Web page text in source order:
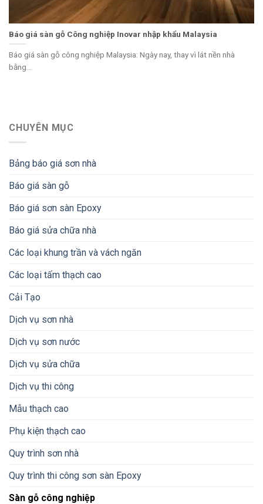
CHUYÊN MỤC
Bảng báo giá sơn nhà
Báo giá sàn gỗ
Báo giá sơn sàn Epoxy
Báo giá sửa chữa nhà
Các loại khung trần và vách ngăn
Các loại tấm thạch cao
Cải Tạo
Dịch vụ sơn nhà
Dịch vụ sơn nước
Dịch vụ sửa chữa
Dịch vụ thi công
Mẫu thạch cao
Phụ kiện thạch cao
Quy trình sơn nhà
Quy trình thi công sơn sàn Epoxy
Sàn gỗ công nghiệp
Báo giá sàn gỗ Công nghiệp Inovar nhập khẩu Malaysia
Báo giá sàn gỗ công nghiệp Malaysia: Ngày nay, thay vì lát nền nhà
bằng...